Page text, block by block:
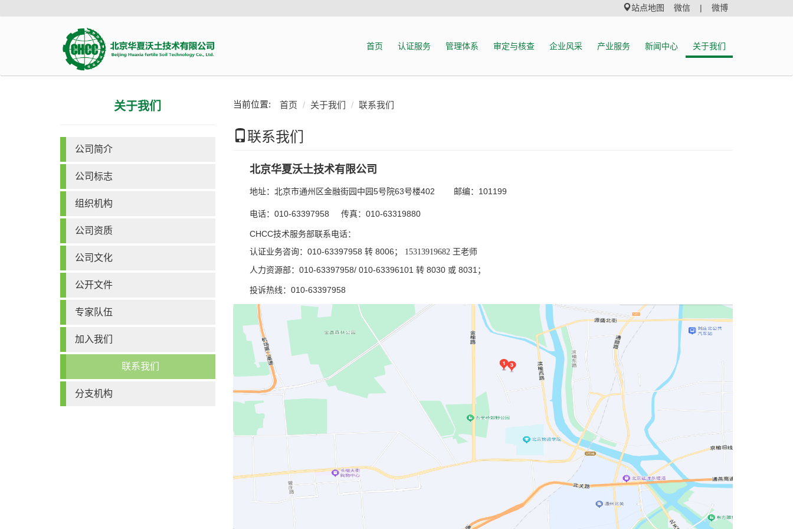
站点地图 微信 | 微博
首页 认证服务 管理体系 审定与核查 企业风采 产业服务 新闻中心 关于我们
关于我们
公司简介
公司标志
组织机构
公司资质
公司文化
公开文件
专家队伍
加入我们
联系我们
分支机构
当前位置: 首页 关于我们 联系我们
联系我们
北京华夏沃土技术有限公司
地址：北京市通州区金融街园中园5号院63号楼402 邮编：101199
电话：010-63397958 传真：010-63319880
CHCC技术服务部联系电话：
认证业务咨询：010-63397958 转 8006；
15313919682 王老师
人力资源部：010-63397958/ 010-63396101 转 8030 或 8031；
投诉热线： 010-63397958